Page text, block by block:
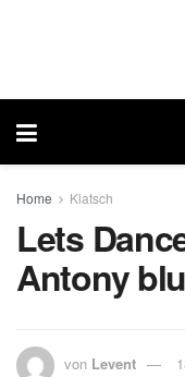
Home Klatsch
Lets
Antony
von Levent